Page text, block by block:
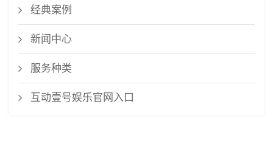
经典案例
新闻中心
服务种类
互动壹号娱乐官网入口